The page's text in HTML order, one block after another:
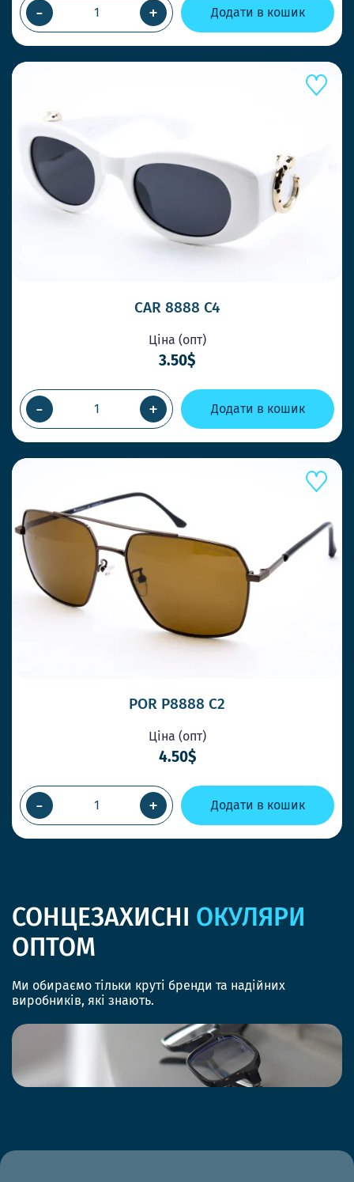
- + Додати в кошик
CAR 8888 C4
Ціна (опт)
3.50$
- + Додати в кошик
POR P8888 C2
Ціна (опт)
4.50$
- + Додати в кошик
СОНЦЕЗАХИСНІ ОКУЛЯРИ
ОПТОМ
Ми обираємо тільки круті бренди та надійних
виробників, які знають.